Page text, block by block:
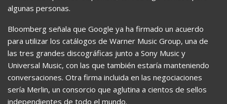
algunas personas.
Bloomberg señala que Google ya ha firmado un acuerdo
para utilizar los catálogos de Warner Music Group, una de
las tres grandes discográficas junto a Sony Music y
Universal Music, con las que también estaría manteniendo
conversaciones. Otra firma incluida en las negociaciones
sería Merlin, un consorcio que aglutina a cientos de sellos
independientes de todo el mundo.